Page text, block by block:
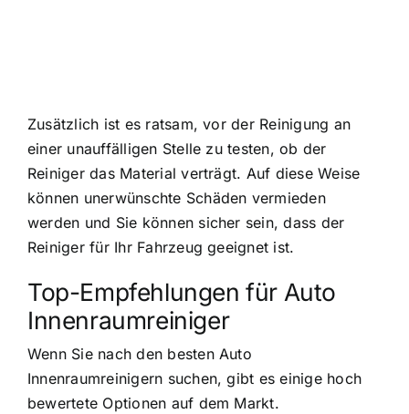
Zusätzlich ist es ratsam, vor der Reinigung an
einer unauffälligen Stelle zu testen, ob der
Reiniger das Material verträgt. Auf diese Weise
können unerwünschte Schäden vermieden
werden und Sie können sicher sein, dass der
Reiniger für Ihr Fahrzeug geeignet ist.
Top-Empfehlungen für Auto
Innenraumreiniger
Wenn Sie nach den besten Auto
Innenraumreinigern suchen, gibt es einige hoch
bewertete Optionen auf dem Markt.